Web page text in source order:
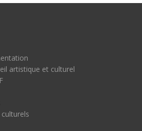
artistique et culturel
culturels